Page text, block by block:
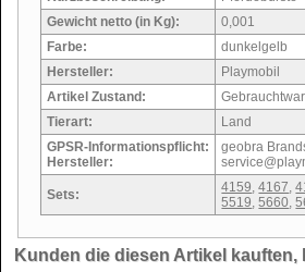
Gewicht netto (in Kg):
0,001
Farbe:
dunkelgelb
Hersteller:
Playmobil
Artikel Zustand:
Tierart:
Land
GPSR-Informationspflicht:
Hersteller:
geobra
Sets: 4159,4167,
5519,5660,
Kunden die diesen Artikel kauften,